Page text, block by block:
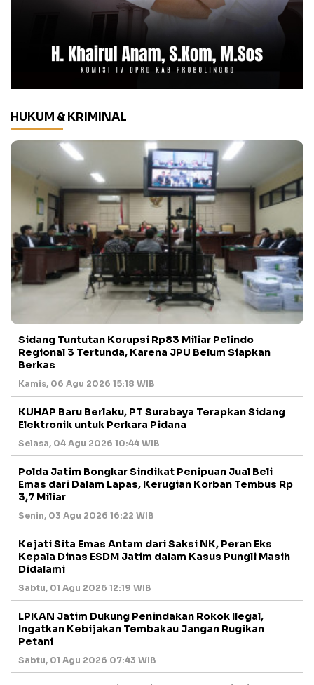
HUKUM & KRIMINAL
Sidang Tuntutan Korupsi Rp83 Miliar Pelindo
Regional 3 Tertunda, Karena JPU Belum Siapkan
Berkas
Kamis, 06 Agu 2026 15:18 WIB
KUHAP Baru Berlaku, PT Surabaya Terapkan Sidang
Elektronik untuk Perkara Pidana
Selasa, 04 Agu 2026 10:44 WIB
Polda Jatim Bongkar Sindikat Penipuan Jual Beli
Emas dari Dalam Lapas, Kerugian Korban Tembus Rp
3,7 Miliar
Senin, 03 Agu 2026 16:22 WIB
Kejati Sita Emas Antam dari Saksi NK, Peran Eks
Kepala Dinas ESDM Jatim dalam Kasus Pungli Masih
Didalami
Sabtu, 01 Agu 2026 12:19 WIB
LPKAN Jatim Dukung Penindakan Rokok Ilegal,
Ingatkan Kebijakan Tembakau Jangan Rugikan
Petani
Sabtu, 01 Agu 2026 07:43 WIB